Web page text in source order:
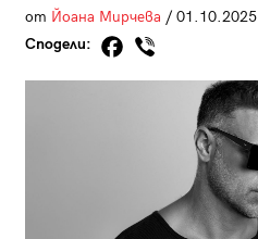
от Йоана Мирчева / 01.10.2025
Сподели: